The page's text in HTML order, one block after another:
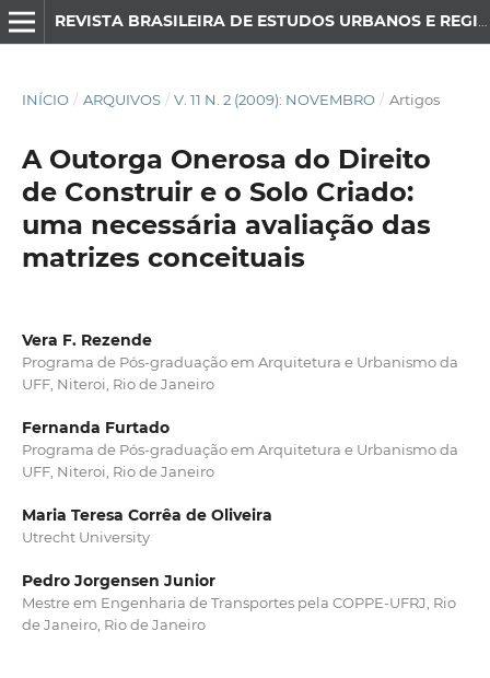
INÍCIO / ARQUIVOS / V. 11 N. 2 (2009): NOVEMBRO / Artigos
A Outorga Onerosa do Direito
de Construir e o Solo Criado:
uma necessária avaliação das
matrizes conceituais
Vera F. Rezende
Programa de Pós-graduação em Arquitetura e Urbanismo da
UFF, Niteroi, Rio de Janeiro
Fernanda Furtado
Programa de Pós-graduação em Arquitetura e Urbanismo da
UFF, Niteroi, Rio de Janeiro
Maria Teresa Corrêa de Oliveira
Utrecht University
Pedro Jorgensen Junior
Mestre em Engenharia de Transportes pela COPPE-UFRJ, Rio
de Janeiro, Rio de Janeiro